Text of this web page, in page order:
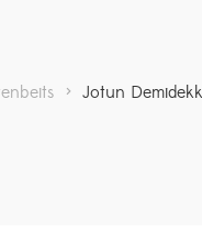
> Jotun